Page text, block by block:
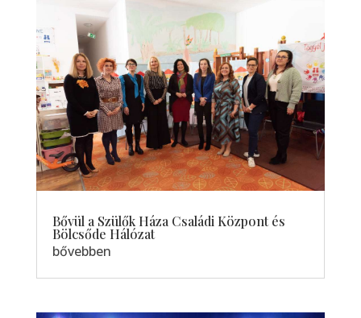
Bővül a Szülők Háza Családi Központ és
Bölcsőde Hálózat
bővebben